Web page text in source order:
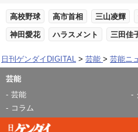
高校野球 高市首相 三山凌輝
神田愛花 ハラスメント 三田佳
日刊ゲンダイDIGITAL 芸能 芸能ニ
芸能
芸能
コラム